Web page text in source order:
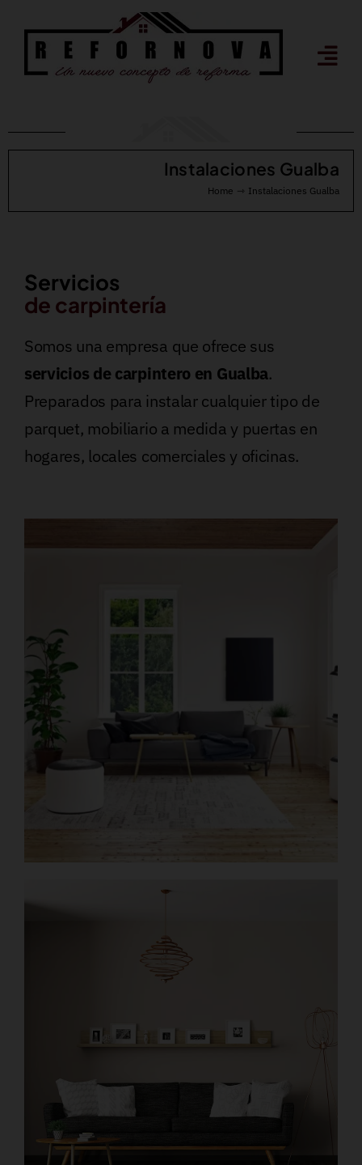
contenido
Instalaciones Gualba
Home Instalaciones Gualba
Servicios
de carpintería
Somos una empresa que ofrece sus
servicios de carpintero en Gualba.
Preparados para instalar cualquier tipo de
parquet, mobiliario a medida y puertas en
hogares, locales comerciales y oficinas.